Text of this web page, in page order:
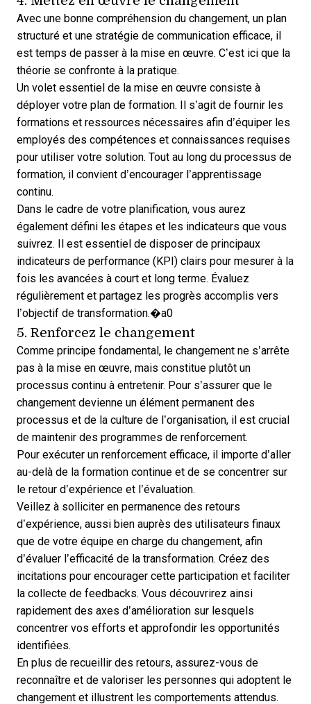
Avec une bonne compréhension du changement, un plan
structuré et une stratégie de communication efficace, il
est temps de passer à la mise en œuvre. C’est ici que la
théorie se confronte à la pratique.
Un volet essentiel de la mise en œuvre consiste à
déployer votre plan de formation. Il s’agit de fournir les
formations et ressources nécessaires afin d’équiper les
employés des compétences et connaissances requises
pour utiliser votre solution. Tout au long du processus de
formation, il convient d’encourager l’apprentissage
continu.
Dans le cadre de votre planification, vous aurez
également défini les étapes et les indicateurs que vous
suivrez. Il est essentiel de disposer de principaux
indicateurs de performance (KPI) clairs pour mesurer à la
fois les avancées à court et long terme. Évaluez
régulièrement et partagez les progrès accomplis vers
l’objectif de transformation.�a0
5. Renforcez le changement
Comme principe fondamental, le changement ne s’arrête
pas à la mise en œuvre, mais constitue plutôt un
processus continu à entretenir. Pour s’assurer que le
changement devienne un élément permanent des
processus et de la culture de l’organisation, il est crucial
de maintenir des programmes de renforcement.
Pour exécuter un renforcement efficace, il importe d’aller
au-delà de la formation continue et de se concentrer sur
le retour d’expérience et l’évaluation.
Veillez à solliciter en permanence des retours
d’expérience, aussi bien auprès des utilisateurs finaux
que de votre équipe en charge du changement, afin
d’évaluer l’efficacité de la transformation. Créez des
incitations pour encourager cette participation et faciliter
la collecte de feedbacks. Vous découvrirez ainsi
rapidement des axes d’amélioration sur lesquels
concentrer vos efforts et approfondir les opportunités
identifiées.
En plus de recueillir des retours, assurez-vous de
reconnaître et de valoriser les personnes qui adoptent le
changement et illustrent les comportements attendus.